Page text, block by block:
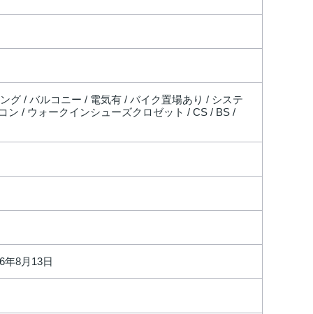
グ / バルコニー / 電気有 / バイク置場あり / システ
ン / ウォークインシューズクロゼット / CS / BS /
年8月13日